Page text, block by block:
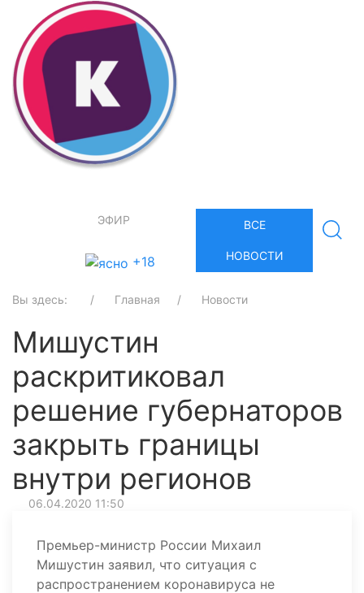
ЭФИР
+18
ВСЕ
НОВОСТИ
Вы здесь: Главная Новости
Мишустин
раскритиковал
решение губернаторов
закрыть границы
внутри регионов
06.04.2020 11:50
Премьер-министр России Михаил
Мишустин заявил, что ситуация с
распространением коронавируса не